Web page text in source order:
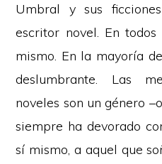
Umbral y sus
escritor novel. En
mismo. En la mayoría
deslumbrante. Las
noveles son un género
siempre ha devorado
sí mismo, a aquel que